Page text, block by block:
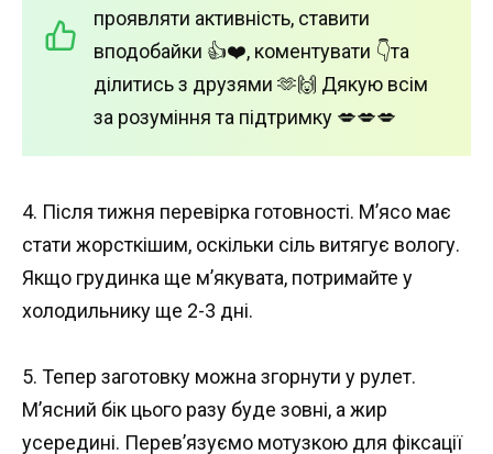
проявляти активність, ставити
вподобайки 👍❤️, коментувати 👇та
ділитись з друзями 🫶🙌 Дякую всім
за розуміння та підтримку 💋💋💋
4. Після тижня перевірка готовності. М’ясо має
стати жорсткішим, оскільки сіль витягує вологу.
Якщо грудинка ще м’якувата, потримайте у
холодильнику ще 2-3 дні.
5. Тепер заготовку можна згорнути у рулет.
М’ясний бік цього разу буде зовні, а жир
усередині. Перев’язуємо мотузкою для фіксації